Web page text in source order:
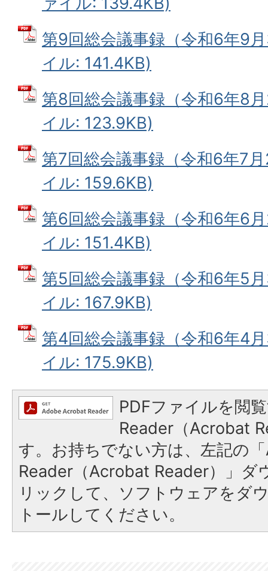
第9回総会議事録（令和6年9
イル: 141.4KB)
第8回総会議事録（令和6年8
イル: 123.9KB)
第7回総会議事録（令和6年7
イル: 159.6KB)
第6回総会議事録（令和6年6
イル: 151.4KB)
第5回総会議事録（令和6年5
イル: 167.9KB)
第4回総会議事録（令和6年4
イル: 175.9KB)
PDFファイルを閲
Reader（Acrobat
す。お持ちでない方は、左記の
Reader（Acrobat Reader）」ダ
リックして、ソフトウェアをダ
トールしてください。